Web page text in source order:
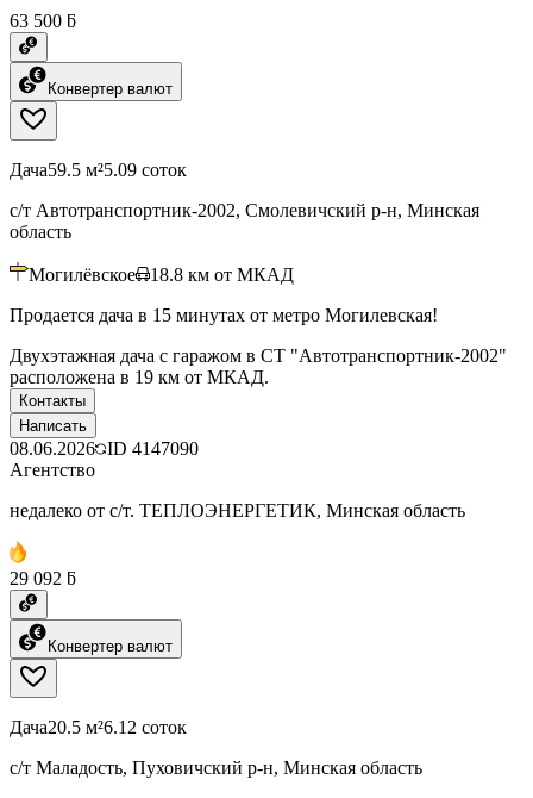
63 500 ƃ
Конвертер валют
Дача59.5 м²5.09 соток
с/т Автотранспортник-2002, Смолевичский р-н, Минская
область
Могилёвское 18.8 км от МКАД
Продается дача в 15 минутах от метро Могилевская!
Двухэтажная дача с гаражом в СТ "Автотранспортник-2002"
расположена в 19 км от МКАД.
Контакты
Написать
08.06.2026 ID 4147090
Агентство
недалеко от с/т. ТЕПЛОЭНЕРГЕТИК, Минская область
29 092 ƃ
Конвертер валют
Дача20.5 м²6.12 соток
с/т Маладость, Пуховичский р-н, Минская область